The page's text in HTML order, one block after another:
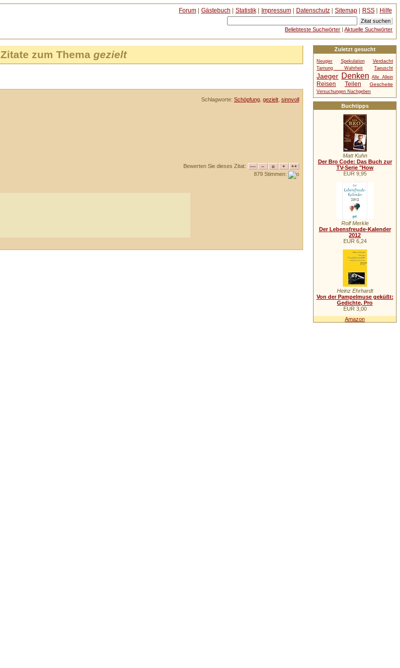
Zitate zum Themagezielt
Schlagworte: Schöpfung, gezielt, sinnvoll
Bewerten Sie dieses Zitat:
879 Stimmen:
Zuletzt gesucht
Neugier Spekulation Verdacht
Tarnung Wahrheit Taeuscht
Jaeger Denken Alle Allein
Reisen Teilen Gescheite
Versuchungen Nachgeben
Buchtipps
Matt Kuhn
Der Bro Code: Das Buch zur
TV-Serie "How
EUR 9,95
Rolf Merkle
Der Lebensfreude-Kalender
2012
EUR 6,24
Heinz Ehrhardt
Von der Pampelmuse geküßt:
Gedichte, Pro
EUR 3,00
Amazon
Forum| Gästebuch | Statistik| Impressum| Datenschutz| Sitemap| RSS| Hilfe
Beliebteste Suchwörter |Aktuelle Suchwörter